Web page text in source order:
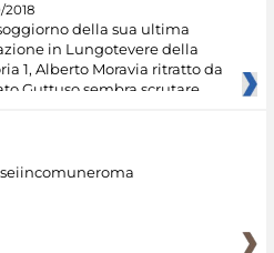
2018
della sua ultima
in Lungotevere della
1, Alberto Moravia ritratto da
Guttuso sembra scrutare